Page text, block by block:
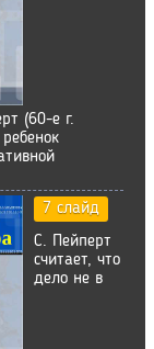
(60-е г.
7 слайд
С. Пейперт
считает, что
дело не в